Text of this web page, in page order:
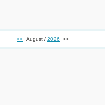
<< August / 2026 >>